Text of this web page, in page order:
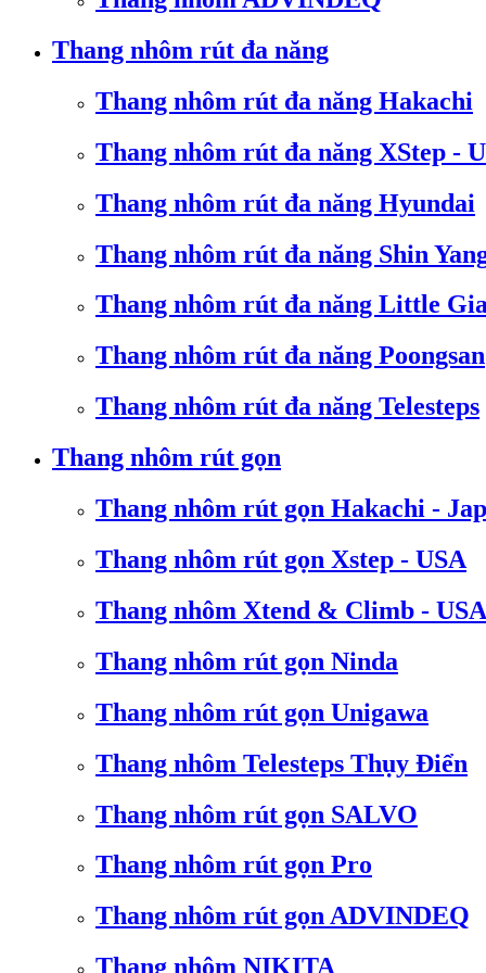
Thang nhôm rút đa năng
Thang nhôm rút đa năng Hakachi
Thang nhôm rút đa năng XStep -
Thang nhôm rút đa năng Hyundai
Thang nhôm rút đa năng Shin
Thang nhôm rút đa năng Little
Thang nhôm rút đa năng Poongsan
Thang nhôm rút đa năng Telesteps
Thang nhôm rút gọn
Thang nhôm rút gọn Hakachi -
Thang nhôm rút gọn Xstep - USA
Thang nhôm Xtend & Climb - USA
Thang nhôm rút gọn Ninda
Thang nhôm rút gọn Unigawa
Thang nhôm Telesteps Thụy Điển
Thang nhôm rút gọn SALVO
Thang nhôm rút gọn Pro
Thang nhôm rút gọn ADVINDEQ
Thang nhôm NIKITA